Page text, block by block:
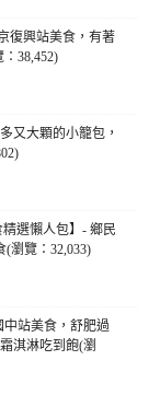
復興站美食，有著
38,452)
又大顆的小籠包，
精選懶人包】- 鄉民
瀏覽：32,033)
中站美食，舒肥過
淇淋吃到飽(瀏